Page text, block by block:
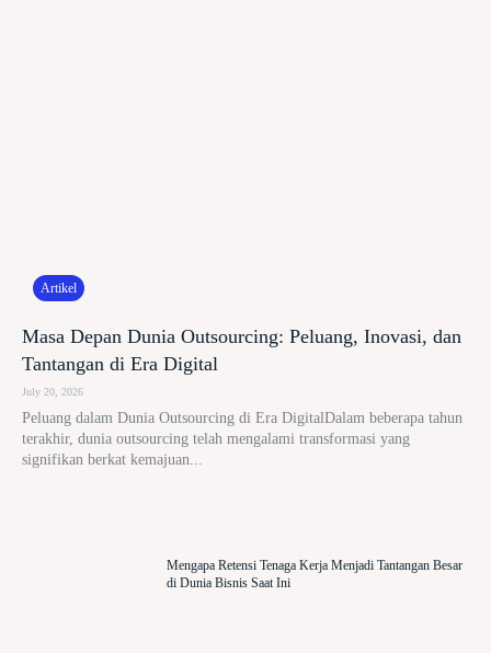
Artikel
Masa Depan Dunia Outsourcing: Peluang, Inovasi, dan
Tantangan di Era Digital
July 20, 2026
Peluang dalam Dunia Outsourcing di Era DigitalDalam beberapa tahun
terakhir, dunia outsourcing telah mengalami transformasi yang
signifikan berkat kemajuan...
Mengapa Retensi Tenaga Kerja Menjadi Tantangan Besar
di Dunia Bisnis Saat Ini